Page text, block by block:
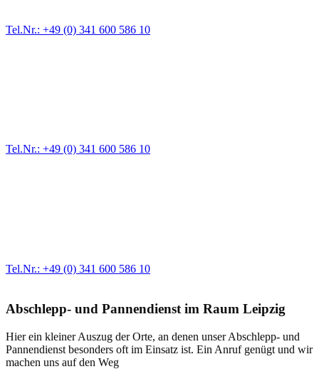
Tel.Nr.: +49 (0) 341 600 586 10
Tel.Nr.: +49 (0) 341 600 586 10
Tel.Nr.: +49 (0) 341 600 586 10
Abschlepp- und Pannendienst im Raum Leipzig
Hier ein kleiner Auszug der Orte, an denen unser Abschlepp- und
Pannendienst besonders oft im Einsatz ist. Ein Anruf genügt und wir
machen uns auf den Weg